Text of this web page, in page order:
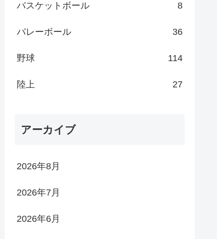
バスケットボール 8
バレーボール 36
野球 114
陸上 27
アーカイブ
2026年8月
2026年7月
2026年6月